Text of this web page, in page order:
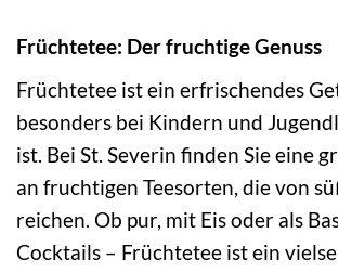
Früchtetee: Der fruchtige Genuss
Früchtetee ist ein erfrischendes
besonders bei Kindern und
ist. Bei St. Severin finden Sie eine
an fruchtigen Teesorten, die von
reichen. Ob pur, mit Eis oder als
Cocktails – Früchtetee ist ein